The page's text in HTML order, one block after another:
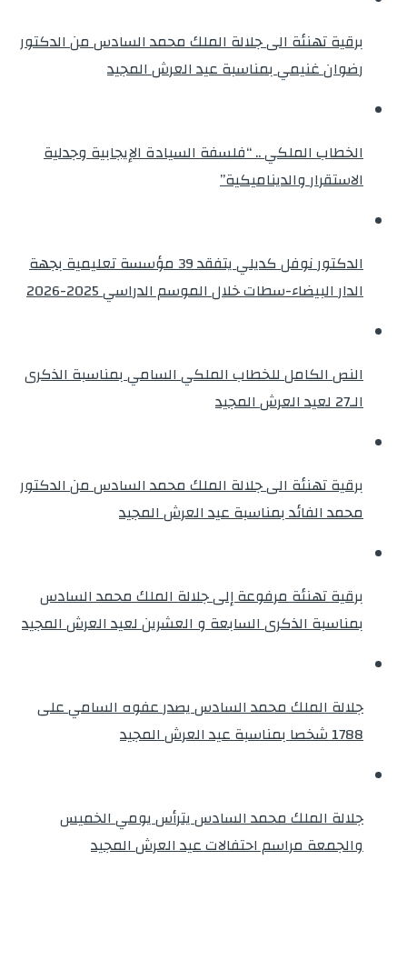
برقية تهنئة الى جلالة الملك محمد السادس من الدكتور
رضوان غنيمي بمناسبة عيد العرش المجيد
الخطاب الملكي .. “فلسفة السيادة الإيجابية وجدلية
الاستقرار والديناميكية”
الدكتور نوفل كديلي يتفقد 39 مؤسسة تعليمية بجهة
الدار البيضاء-سطات خلال الموسم الدراسي 2025-2026
النص الكامل للخطاب الملكي السامي بمناسبة الذكرى
الـ27 لعيد العرش المجيد
برقية تهنئة الى جلالة الملك محمد السادس من الدكتور
محمد الفائد بمناسبة عيد العرش المجيد
برقية تهنئة مرفوعة إلى جلالة الملك محمد السادس
بمناسبة الذكرى السابعة و العشرين لعيد العرش المجيد
جلالة الملك محمد السادس يصدر عفوه السامي على
1788 شخصا بمناسبة عيد العرش المجيد
جلالة الملك محمد السادس يترأس يومي الخميس
والجمعة مراسم احتفالات عيد العرش المجيد